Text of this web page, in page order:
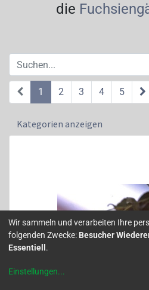
die
1 2 3 4 5
Kategorien anzeigen
Wir sammeln und verarbeiten Ihre
folgenden Zwecke: Besucher
Essentiell .
Einstellungen...